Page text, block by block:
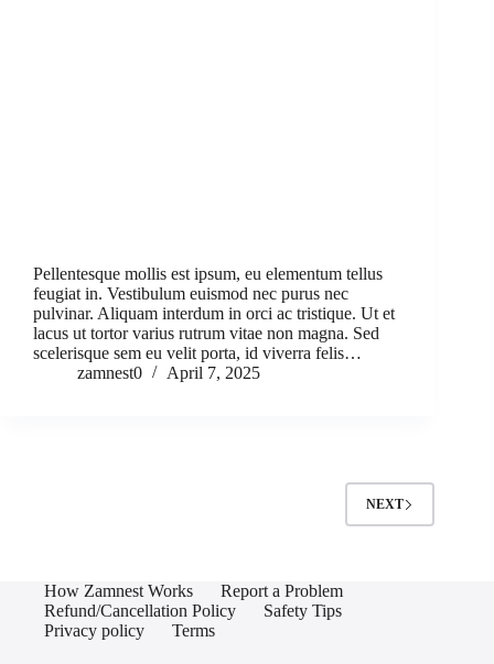
Pellentesque mollis est ipsum, eu elementum tellus
feugiat in. Vestibulum euismod nec purus nec
pulvinar. Aliquam interdum in orci ac tristique. Ut et
lacus ut tortor varius rutrum vitae non magna. Sed
scelerisque sem eu velit porta, id viverra felis…
zamnest0
April 7, 2025
NEXT
How Zamnest Works
Report a Problem
Refund/Cancellation Policy
Safety Tips
Privacy policy
Terms